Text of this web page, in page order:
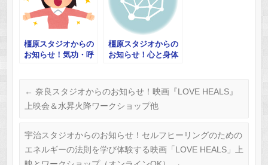
橿原スタジオからの
お知らせ！気功・呼
橿原スタジオからの
お知らせ！心と身体
← 奈良スタジオからのお知らせ！映画『LOVE HEALS』
上映会＆水昇火降ワークショップ他
宇治スタジオからのお知らせ！セルフヒーリングのための
エネルギーの法則を学び体験する映画「LOVE HEALS」上